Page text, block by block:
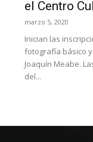
el Centro
marzo 5, 2020
Inician las
fotografía básico
Joaquín Meabe.
del...